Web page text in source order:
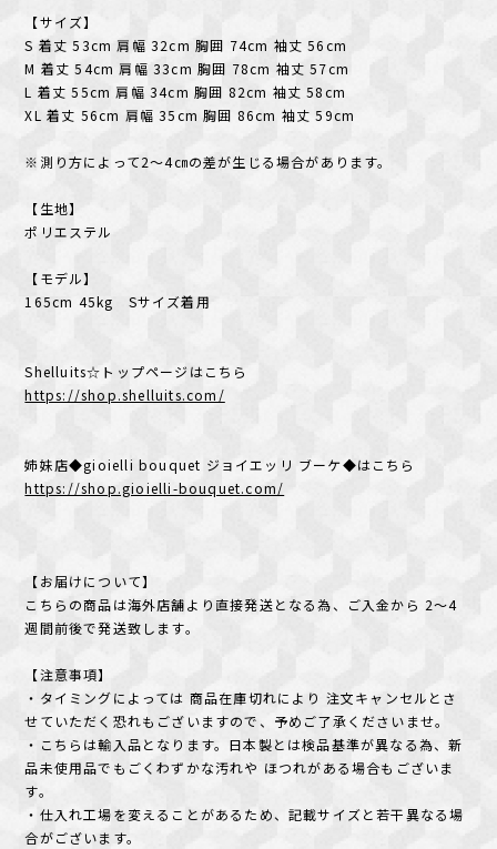
【サイズ】
S 着丈 53cm 肩幅 32cm 胸囲 74cm 袖丈 56cm
M 着丈 54cm 肩幅 33cm 胸囲 78cm 袖丈 57cm
L 着丈 55cm 肩幅 34cm 胸囲 82cm 袖丈 58cm
XL 着丈 56cm 肩幅 35cm 胸囲 86cm 袖丈 59cm
※測り方によって2～4㎝の差が生じる場合があります。
【生地】
ポリエステル
【モデル】
165cm 45kg Sサイズ着用
Shelluits☆トップページはこちら
https://shop.shelluits.com/
姉妹店◆gioielli bouquet ジョイエッリ ブーケ◆はこちら
https://shop.gioielli-bouquet.com/
【お届けについて】
こちらの商品は海外店舗より直接発送となる為、ご入金から 2～4
週間前後で発送致します。
【注意事項】
・タイミングによっては 商品在庫切れにより 注文キャンセルとさ
せていただく恐れもございますので、予めご了承くださいませ。
・こちらは輸入品となります。日本製とは検品基準が異なる為、新
品未使用品でもごくわずかな汚れや ほつれがある場合もございま
す。
・仕入れ工場を変えることがあるため、記載サイズと若干異なる場
合がございます。